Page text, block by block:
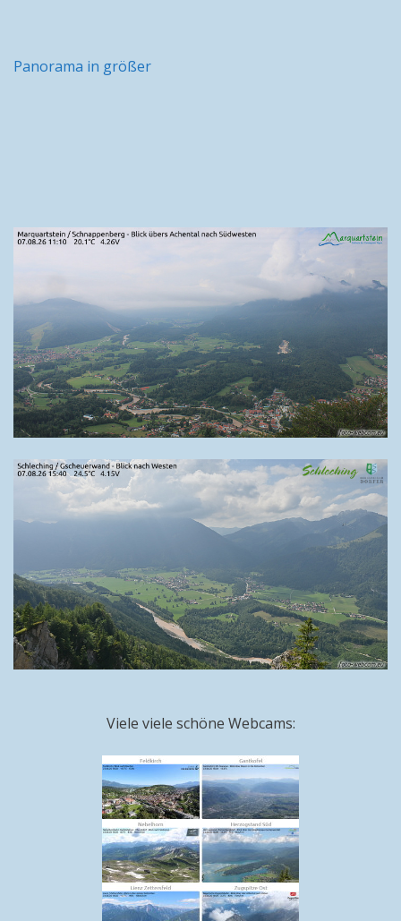
Panorama in größer
Viele viele schöne Webcams: